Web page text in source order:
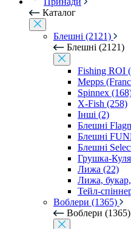
Каталог
Блешні (2121)
Блешні (2121)
Fishing ROI
Mepps
Spinnex
X-Fish (258)
Інші (2)
Блешні
Блешні
Блешні
Грушка-
Лижа (22)
Лижа,
Тейл-
Воблери (1365)
Воблери (1365)